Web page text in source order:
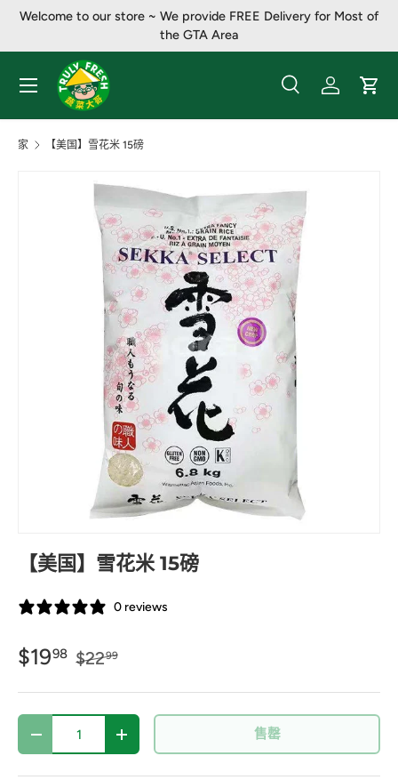
Welcome to our store ~ We provide FREE Delivery for Most of
the GTA Area
搜索
产品类别
搜索 登录 大车
菜单
家 【美国】雪花米 15磅
【美国】雪花米 15磅
0 reviews
$1998 $2299
数量
- + 售罄